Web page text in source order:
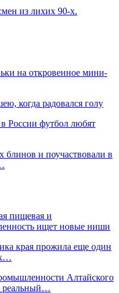
из лихих 90-х.
на откровенное мини-
когда радовался голу
России футбол любят
блинов и поучаствовали в
пищевая и
ищет новые ниши
края прожила еще один
Алтайского
реальный…